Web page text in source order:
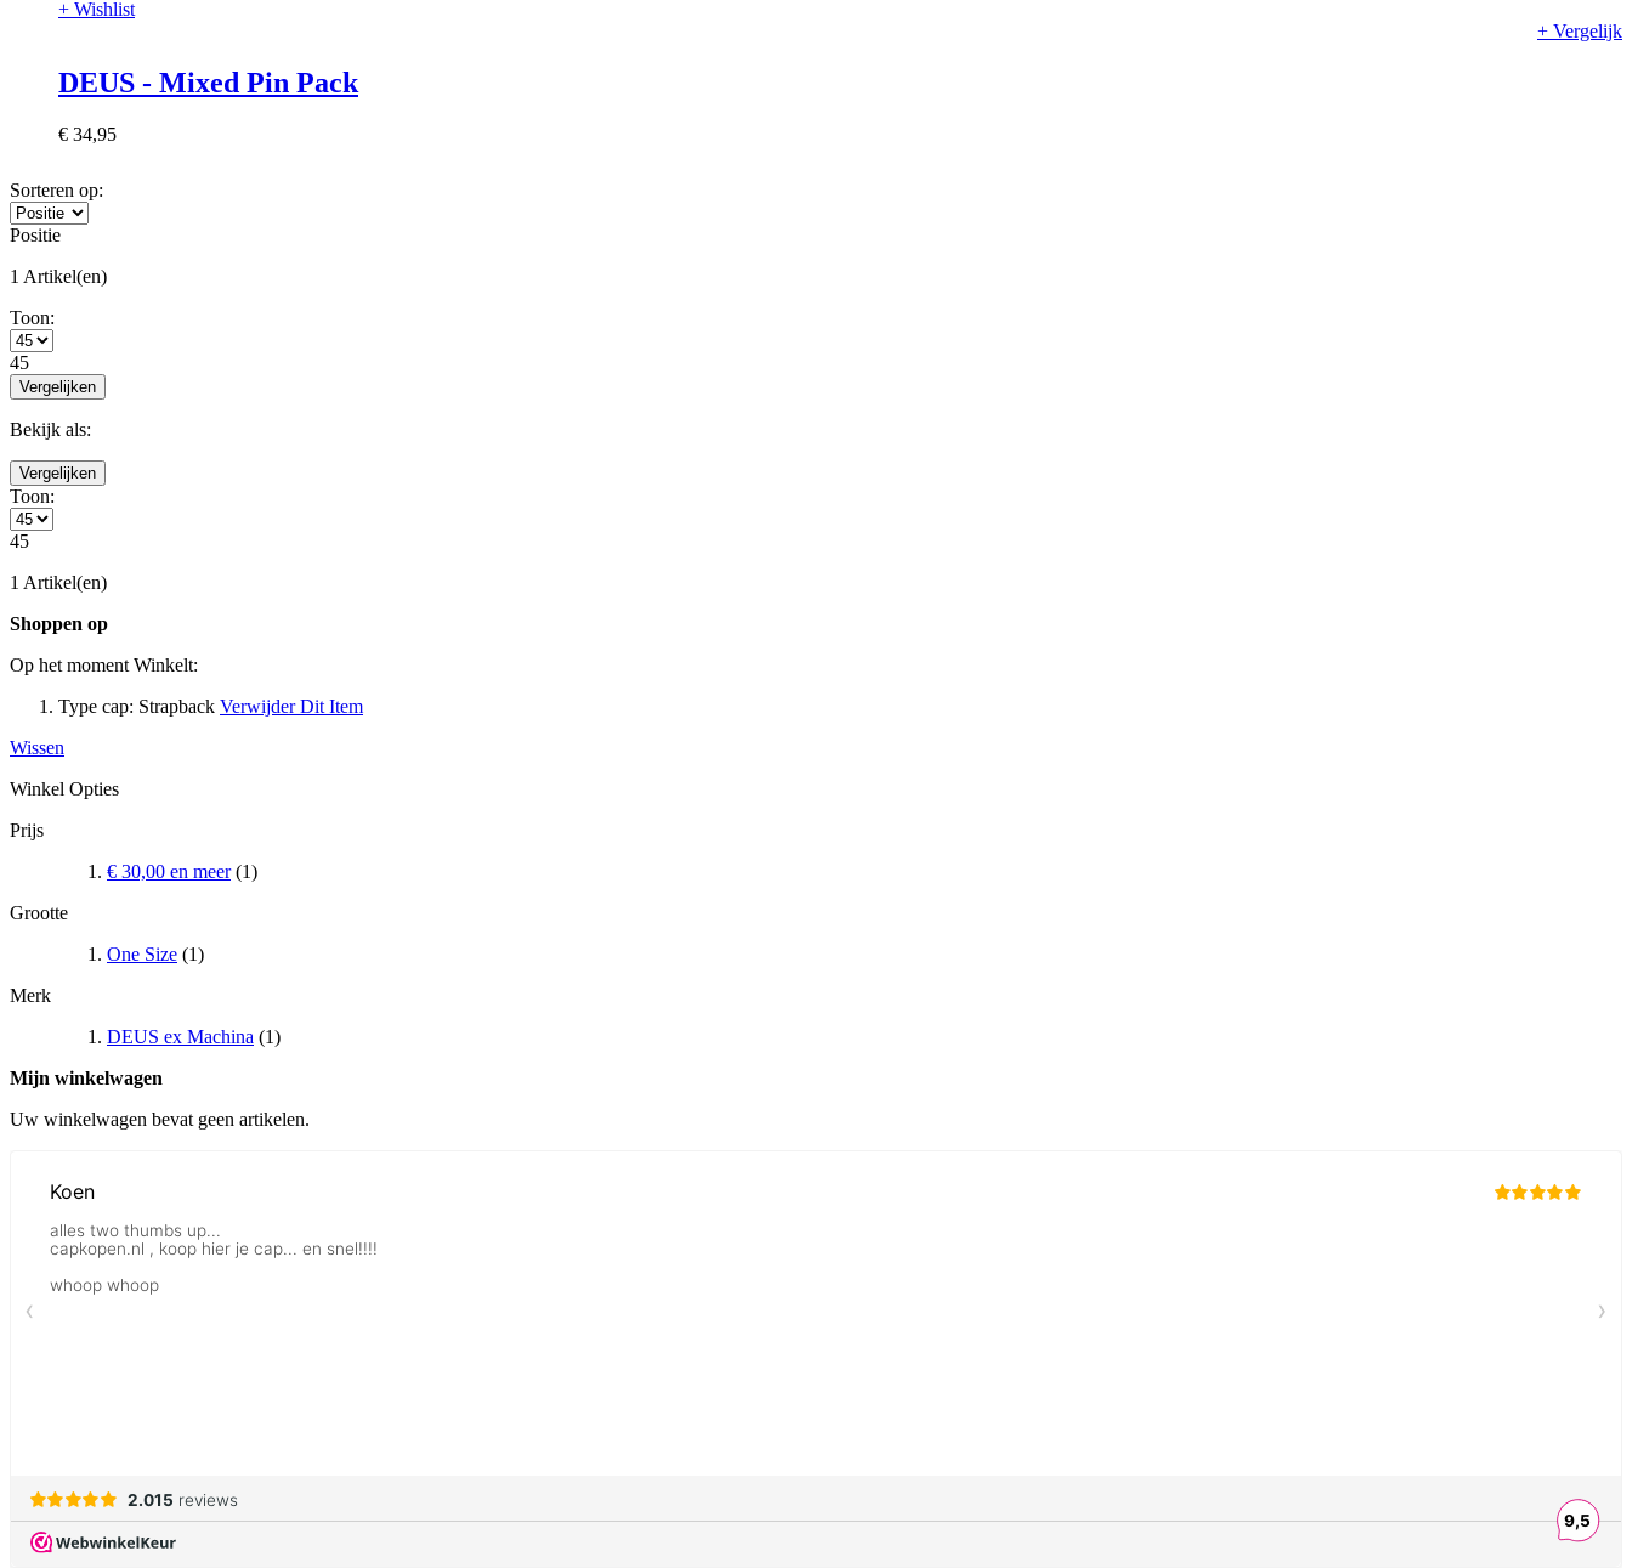
+ Wishlist
+ Vergelijk
DEUS - Mixed Pin Pack
€ 34,95
Sorteren op:
Positie
1 Artikel(en)
Toon:
45
Vergelijken
Bekijk als:
Vergelijken
Toon:
45
1 Artikel(en)
Shoppen op
Op het moment Winkelt:
Type cap: Strapback Verwijder Dit Item
Wissen
Winkel Opties
Prijs
€ 30,00 en meer(1)
Grootte
One Size (1)
Merk
DEUS ex Machina (1)
Mijn winkelwagen
Uw winkelwagen bevat geen artikelen.